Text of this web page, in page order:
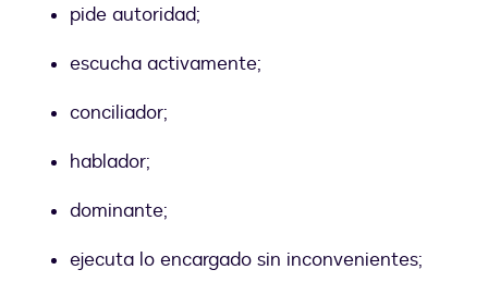
pide autoridad;
escucha activamente;
conciliador;
hablador;
dominante;
ejecuta lo encargado sin inconvenientes;